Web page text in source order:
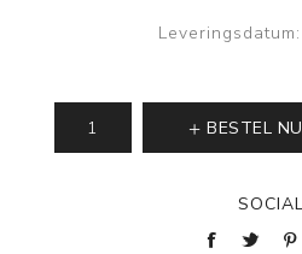
Leveringsdatum:
BESTEL
SOCIAL